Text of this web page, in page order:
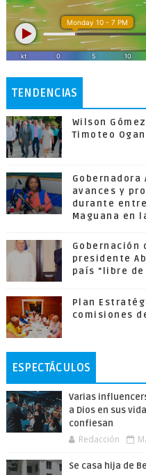
TENDENCIAS
Wilson
Timoteo
avances y
durante
Maguana en
Gobernación
presidente
país "libre de
Plan
comisiones
ESPECTÁCULOS
Varias
a Dios en sus
confiesan
Redacción
Se casa hija de